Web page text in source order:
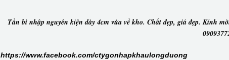
Tần bì nhập nguyên kiện dày 4cm vừa về kho. Chất đẹp, giá đẹp. Kính
https://www.facebook.com/ctygonhapkhaulongduong